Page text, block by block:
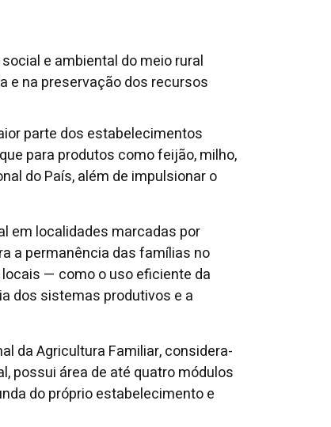
e ambiental do meio rural
e na preservação dos recursos
parte dos estabelecimentos
para produtos como feijão, milho,
do País, além de impulsionar o
em localidades marcadas por
a permanência das famílias no
— como o uso eficiente da
dos sistemas produtivos e a
da Agricultura Familiar, considera-
possui área de até quatro módulos
do próprio estabelecimento e